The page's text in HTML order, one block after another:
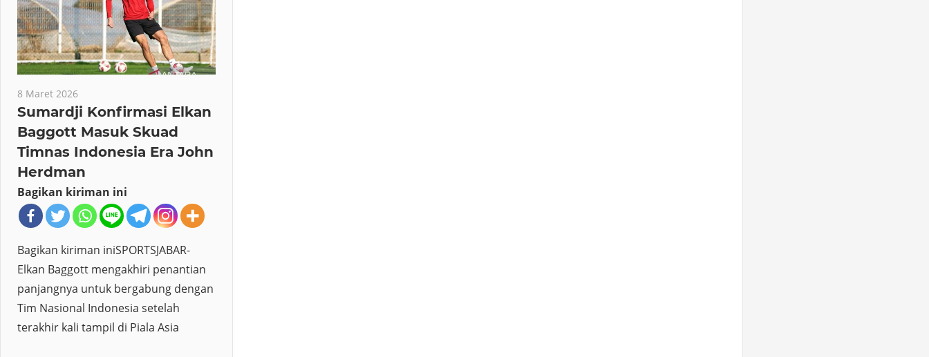
8 Maret 2026
Sumardji Konfirmasi Elkan
Baggott Masuk Skuad
Timnas Indonesia Era John
Herdman
Bagikan kiriman ini
Bagikan kiriman iniSPORTSJABAR-
Elkan Baggott mengakhiri penantian
panjangnya untuk bergabung dengan
Tim Nasional Indonesia setelah
terakhir kali tampil di Piala Asia